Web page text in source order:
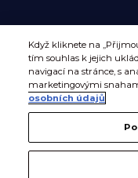
Když kliknete na
tím souhlas k jejich
navigací na stránce, s
marketingovými
osobních údajů